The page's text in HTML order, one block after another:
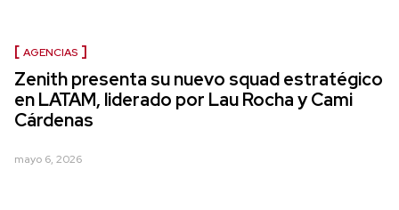
AGENCIAS
Zenith presenta su nuevo squad estratégico
en LATAM, liderado por Lau Rocha y Cami
Cárdenas
mayo 6, 2026